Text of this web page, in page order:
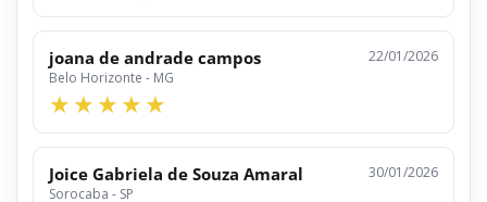
joana de andrade campos
Belo Horizonte - MG
22/01/2026
Joice Gabriela de Souza Amaral
Sorocaba - SP
30/01/2026